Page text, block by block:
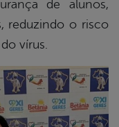
de alunos,
reduzindo o risco
vírus.